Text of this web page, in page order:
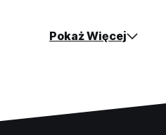
Pokaż Więcej